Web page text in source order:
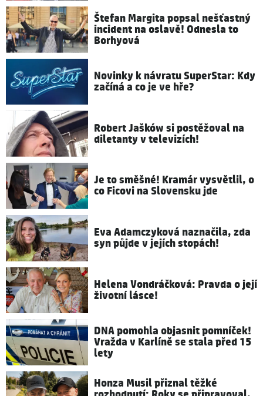
Štefan Margita popsal nešťastný
incident na oslavě! Odnesla to
Borhyová
Novinky k návratu SuperStar: Kdy
začíná a co je ve hře?
Robert Jašków si postěžoval na
diletanty v televizích!
Je to směšné! Kramár vysvětlil, o
co Ficovi na Slovensku jde
Eva Adamczyková naznačila, zda
syn půjde v jejích stopách!
Helena Vondráčková: Pravda o její
životní lásce!
DNA pomohla objasnit pomníček!
Vražda v Karlíně se stala před 15
lety
Honza Musil přiznal těžké